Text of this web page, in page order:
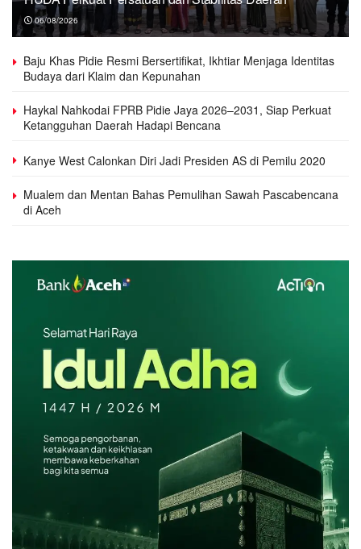
06/08/2026
Baju Khas Pidie Resmi Bersertifikat, Ikhtiar Menjaga Identitas
Budaya dari Klaim dan Kepunahan
Haykal Nahkodai FPRB Pidie Jaya 2026–2031, Siap Perkuat
Ketangguhan Daerah Hadapi Bencana
Kanye West Calonkan Diri Jadi Presiden AS di Pemilu 2020
Mualem dan Mentan Bahas Pemulihan Sawah Pascabencana
di Aceh